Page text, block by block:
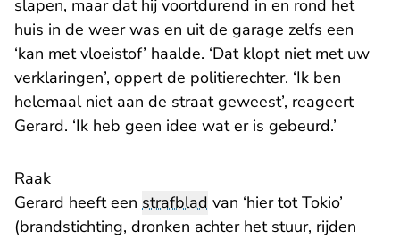
slapen, maar dat hij voortdurend in en rond het
huis in de weer was en uit de garage zelfs een
‘kan met vloeistof’ haalde. ‘Dat klopt niet met uw
verklaringen’, oppert de politierechter. ‘Ik ben
helemaal niet aan de straat geweest’, reageert
Gerard. ‘Ik heb geen idee wat er is gebeurd.’
Raak
Gerard heeft een strafblad van ‘hier tot Tokio’
(brandstichting, dronken achter het stuur, rijden